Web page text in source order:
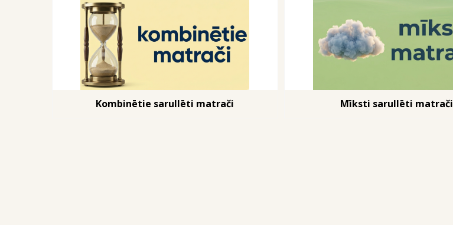
Kombinētie sarullēti matrači Mīksti sarullēti matrači